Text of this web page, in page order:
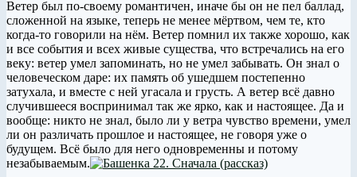
Ветер был по-своему романтичен, иначе бы он не пел баллад,
сложенной на языке, теперь не менее мёртвом, чем те, кто
когда-то говорили на нём. Ветер помнил их также хорошо, как
и все события и всех живые существа, что встречались на его
веку: ветер умел запоминать, но не умел забывать. Он знал о
человеческом даре: их память об ушедшем постепенно
затухала, и вместе с ней угасала и грусть. А ветер всё давно
случившееся воспринимал так же ярко, как и настоящее. Да и
вообще: никто не знал, было ли у ветра чувство времени, умел
ли он различать прошлое и настоящее, не говоря уже о
будущем. Всё было для него одновременны и потому
незабываемым.